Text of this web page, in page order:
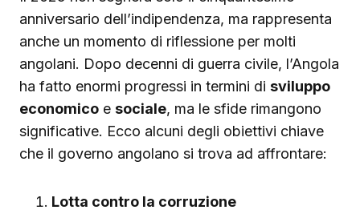
anniversario dell’indipendenza, ma rappresenta
anche un momento di riflessione per molti
angolani. Dopo decenni di guerra civile, l’Angola
ha fatto enormi progressi in termini di sviluppo
economico e sociale, ma le sfide rimangono
significative. Ecco alcuni degli obiettivi chiave
che il governo angolano si trova ad affrontare:
Lotta contro la corruzione